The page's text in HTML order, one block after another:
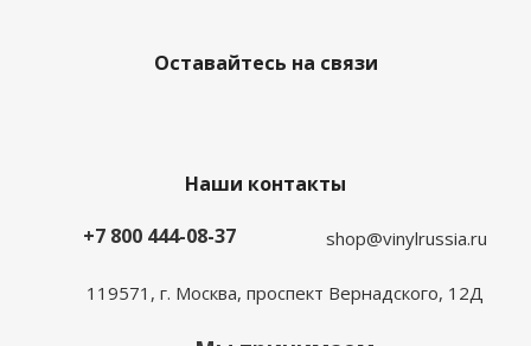
Оставайтесь на связи
Наши контакты
+7 800 444-08-37
shop@vinylrussia.ru
119571, г. Москва, проспект Вернадского, 12Д